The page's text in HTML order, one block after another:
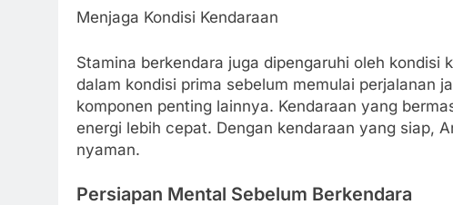
Menjaga Kondisi Kendaraan
Stamina berkendara juga dipengaruhi oleh kondisi
dalam kondisi prima sebelum memulai perjalanan
komponen penting lainnya. Kendaraan yang
energi lebih cepat. Dengan kendaraan yang siap,
nyaman.
Persiapan Mental Sebelum Berkendara